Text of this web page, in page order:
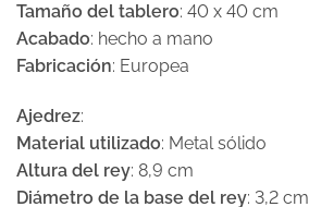
Tamaño del tablero: 40 x 40 cm
Acabado: hecho a mano
Fabricación: Europea
Ajedrez:
Material utilizado: Metal sólido
Altura del rey: 8,9 cm
Diámetro de la base del rey: 3,2 cm